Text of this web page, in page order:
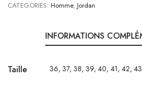
Scott
CATEGORIES: Homme, Jordan
INFORMATIONS
Taille 36, 37, 38, 39, 40, 41, 42,